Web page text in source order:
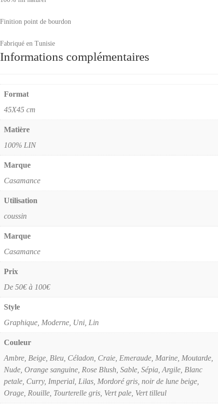
Finition point de bourdon
Fabriqué en Tunisie
Informations complémentaires
Format
45X45 cm
Matière
100% LIN
Marque
Casamance
Utilisation
coussin
Marque
Casamance
Prix
De 50€ à 100€
Style
Graphique, Moderne, Uni, Lin
Couleur
Ambre, Beige, Bleu, Céladon, Craie, Emeraude, Marine, Moutarde,
Nude, Orange sanguine, Rose Blush, Sable, Sépia, Argile, Blanc
petale, Curry, Imperial, Lilas, Mordoré gris, noir de lune beige,
Orage, Rouille, Tourterelle gris, Vert pale, Vert tilleul